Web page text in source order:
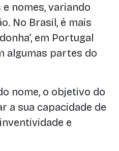
nomes, variando
No Brasil, é mais
em Portugal
algumas partes do
nome, o objetivo do
a sua capacidade de
e